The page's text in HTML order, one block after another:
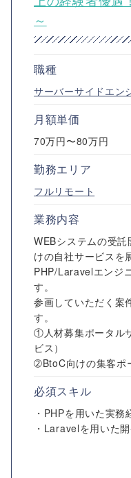
～
職種
サーバーサイドエン
月額単価
70万円〜80万円
勤務エリア
フルリモート
業務内容
WEBシステムの受
けの自社サービスを
PHP/Laravelエンジ
す。
参画していただく案
す。
①人材募集ポータル
ビス）
➁BtoC向けの集客ポ
必須スキル
・PHPを用いた実務
・Laravelを用いた